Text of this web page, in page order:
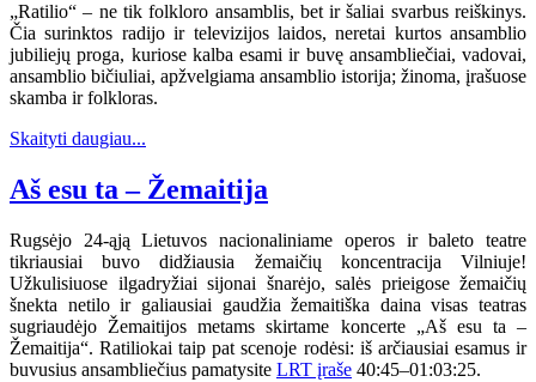
„Ratilio“ – ne tik folkloro ansamblis, bet ir šaliai svarbus reiškinys.
Čia surinktos radijo ir televizijos laidos, neretai kurtos ansamblio
jubiliejų proga, kuriose kalba esami ir buvę ansambliečiai, vadovai,
ansamblio bičiuliai, apžvelgiama ansamblio istorija; žinoma, įrašuose
skamba ir folkloras.
Skaityti daugiau...
Aš esu ta – Žemaitija
Rugsėjo 24-ąją Lietuvos nacionaliniame operos ir baleto teatre
tikriausiai buvo didžiausia žemaičių koncentracija Vilniuje!
Užkulisiuose ilgadryžiai sijonai šnarėjo, salės prieigose žemaičių
šnekta netilo ir galiausiai gaudžia žemaitiška daina visas teatras
sugriaudėjo Žemaitijos metams skirtame koncerte „Aš esu ta –
Žemaitija“. Ratiliokai taip pat scenoje rodėsi: iš arčiausiai esamus ir
buvusius ansambliečius pamatysite LRT įraše 40:45–01:03:25.